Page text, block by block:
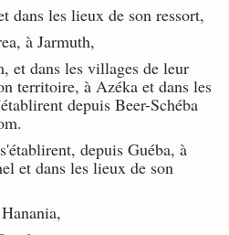
dans les lieux de son ressort,
à Jarmuth,
et dans les villages de leur
territoire, à Azéka et dans les
depuis Beer-Schéba
depuis Guéba, à
et dans les lieux de son